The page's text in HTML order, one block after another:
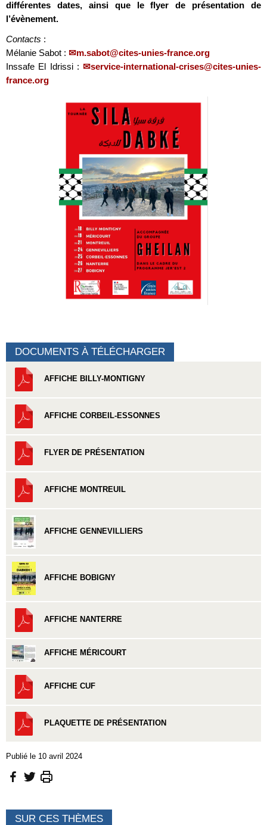
différentes dates, ainsi que le flyer de présentation de
l’évènement.
Contacts :
Mélanie Sabot :
m.sabot@cites-unies-france.org
Inssafe El Idrissi :
service-international-crises@cites-unies-
france.org
DOCUMENTS À TÉLÉCHARGER
AFFICHE BILLY-MONTIGNY
AFFICHE CORBEIL-ESSONNES
FLYER DE PRÉSENTATION
AFFICHE MONTREUIL
AFFICHE GENNEVILLIERS
AFFICHE BOBIGNY
AFFICHE NANTERRE
AFFICHE MÉRICOURT
AFFICHE CUF
PLAQUETTE DE PRÉSENTATION
Publié le 10 avril 2024
SUR CES THÈMES